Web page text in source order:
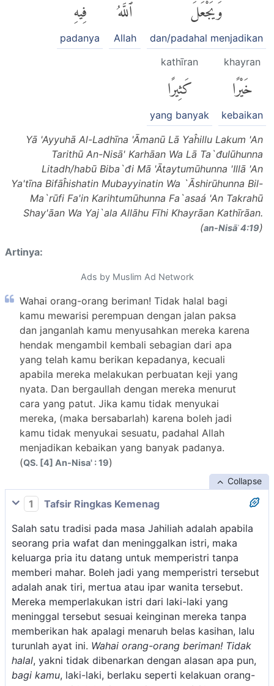
dan/padahal menjadikan
Allah
padanya
khayran
خَيْرًا
kebaikan
kathīran
كَثِيرًا
yang banyak
Yā 'Ayyuhā Al-Ladhīna 'Āmanū Lā Yaĥillu Lakum 'An
Tarithū An-Nisā' Karhāan Wa Lā Ta`đulūhunna
Litadh/habū Biba`đi Mā 'Ātaytumūhunna 'Illā 'An
Ya'tīna Bifāĥishatin Mubayyinatin Wa `Āshirūhunna Bil-
Ma`rūfi Fa'in Karihtumūhunna Fa`asaá 'An Takrahū
Shay'āan Wa Yaj`ala Allāhu Fīhi Khayrāan Kathīrāan.
(an-Nisāʾ 4:19)
Artinya:
Ads by Muslim Ad Network
Wahai orang-orang beriman! Tidak halal bagi
kamu mewarisi perempuan dengan jalan paksa
dan janganlah kamu menyusahkan mereka karena
hendak mengambil kembali sebagian dari apa
yang telah kamu berikan kepadanya, kecuali
apabila mereka melakukan perbuatan keji yang
nyata. Dan bergaullah dengan mereka menurut
cara yang patut. Jika kamu tidak menyukai
mereka, (maka bersabarlah) karena boleh jadi
kamu tidak menyukai sesuatu, padahal Allah
menjadikan kebaikan yang banyak padanya.
(QS. [4] An-Nisa' : 19)
Collapse
1
Tafsir Ringkas Kemenag
Salah satu tradisi pada masa Jahiliah adalah apabila
seorang pria wafat dan meninggalkan istri, maka
keluarga pria itu datang untuk memperistri tanpa
memberi mahar. Boleh jadi yang memperistri tersebut
adalah anak tiri, mertua atau ipar wanita tersebut.
Mereka memperlakukan istri dari laki-laki yang
meninggal tersebut sesuai keinginan mereka tanpa
memberikan hak apalagi menaruh belas kasihan, lalu
turunlah ayat ini. Wahai orang-orang beriman! Tidak
halal, yakni tidak dibenarkan dengan alasan apa pun,
bagi kamu, laki-laki, berlaku seperti kelakuan orang-